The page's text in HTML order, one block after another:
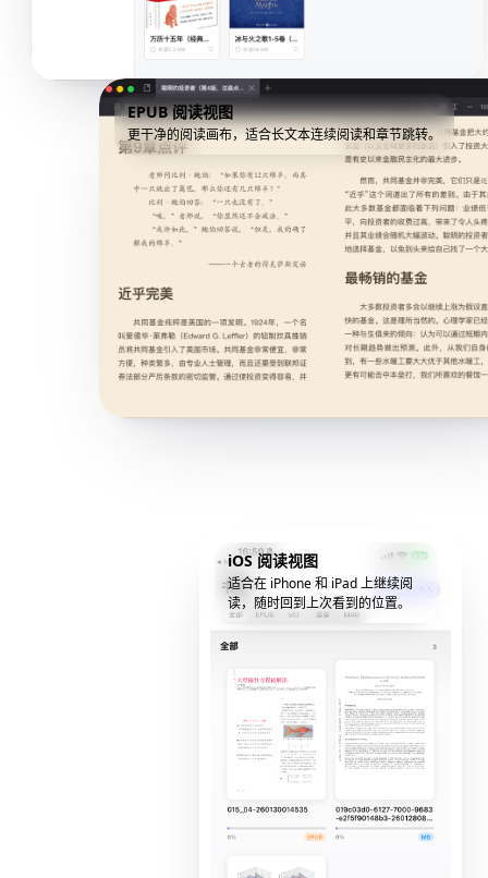
EPUB 阅读视图
更干净的阅读画布，适合长文本连续阅读和章节跳转。
iOS 阅读视图
适合在 iPhone 和 iPad 上继续阅
读，随时回到上次看到的位置。